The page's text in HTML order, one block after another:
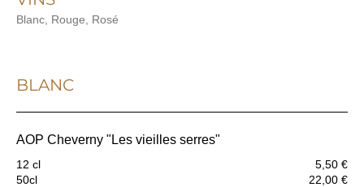
Blanc, Rouge, Rosé
BLANC
AOP Cheverny "Les vieilles serres"
12 cl
5,50 €
50cl
22,00 €